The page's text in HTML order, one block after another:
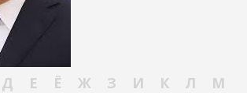
Д Е Ё Ж З И К Л
М